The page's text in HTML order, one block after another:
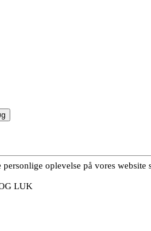
oplevelse på vores
LUK